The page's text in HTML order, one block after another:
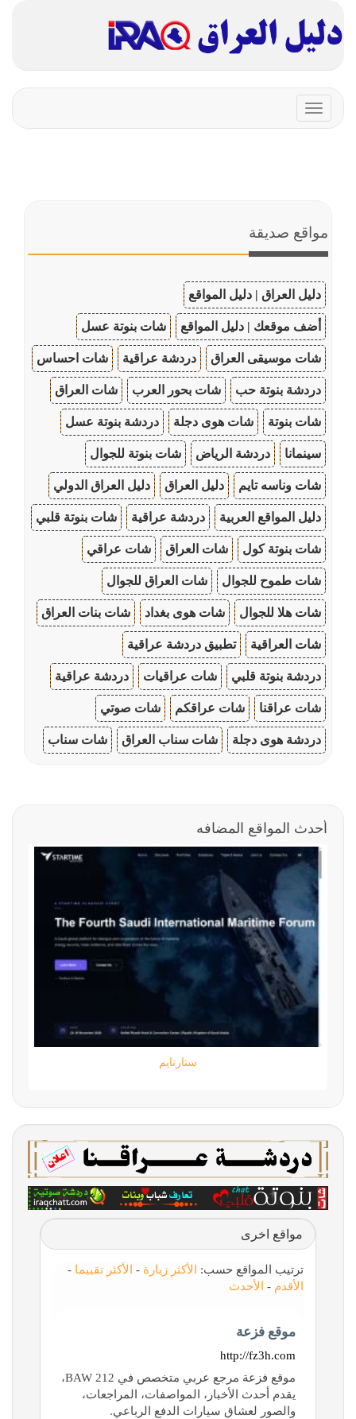
Toggle
navigation
مواقع صديقة
دليل العراق | دليل المواقع
أضف موقعك | دليل المواقع شات بنوتة عسل
شات موسيقى العراق دردشة عراقية شات احساس
دردشة بنوتة حب شات بحور العرب شات العراق
شات بنوتة شات هوى دجلة دردشة بنوتة عسل
سينمانا دردشة الرياض شات بنوتة للجوال
شات وناسه تايم دليل العراق دليل العراق الدولي
دليل المواقع العربية دردشة عراقية شات بنوتة قلبي
شات بنوتة كول شات العراق شات عراقي
شات طموح للجوال شات العراق للجوال
شات هلا للجوال شات هوى بغداد شات بنات العراق
شات العراقية تطبيق دردشة عراقية
دردشة بنوتة قلبي شات عراقيات دردشة عراقية
شات عراقنا شات عراقكم شات صوتي
دردشة هوى دجلة شات سناب العراق شات سناب
أحدث المواقع المضافه
ستارتايم
مواقع اخرى
ترتيب المواقع حسب: الأكثر زيارة - الأكثر تقييما -
الأقدم - الأحدث
موقع فزعة
http://fz3h.com
موقع فزعة مرجع عربي متخصص في BAW 212،
يقدم أحدث الأخبار، المواصفات، المراجعات،
والصور لعشاق سيارات الدفع الرباعي.